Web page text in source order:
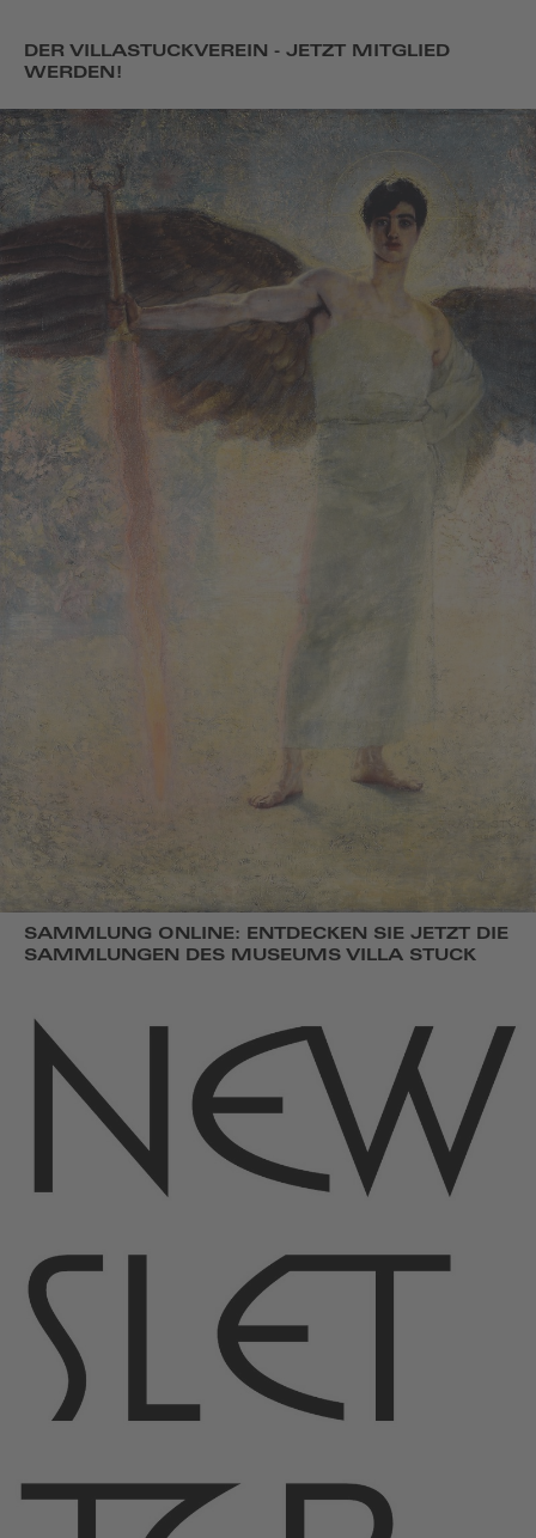
DER VILLASTUCKVEREIN - JETZT MITGLIED
WERDEN!
SAMMLUNG ONLINE: ENTDECKEN SIE JETZT DIE
SAMMLUNGEN DES MUSEUMS VILLA STUCK